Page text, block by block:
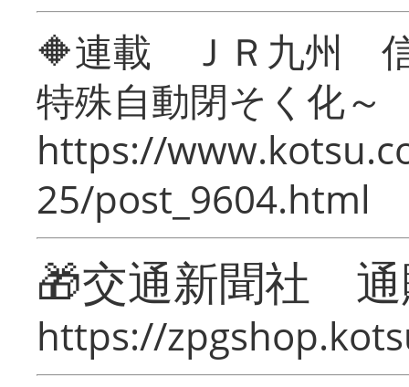
🔶連載 ＪＲ九州 信
特殊自動閉そく化～
https://
25/post_9604.html
🎁交通新聞社
https://